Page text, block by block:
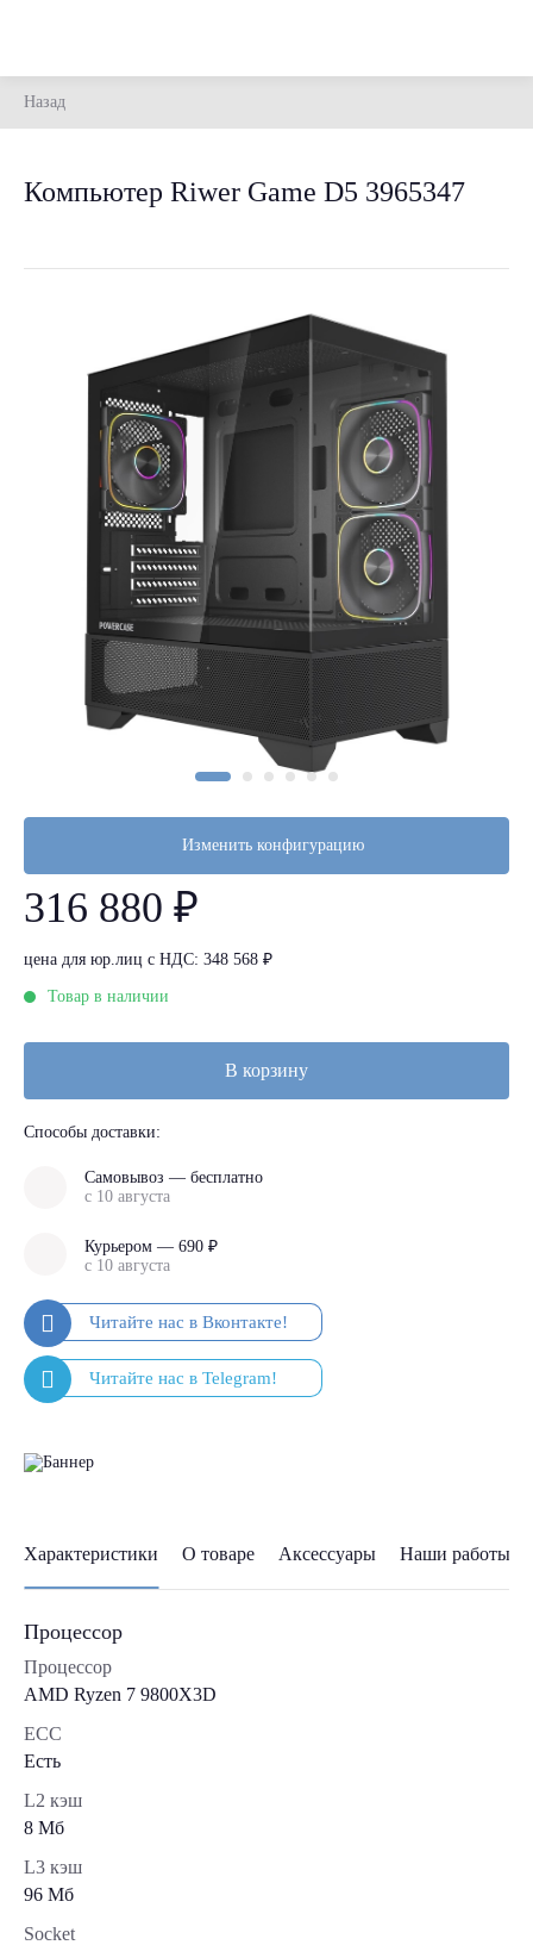
Назад
Компьютер Riwer Game D5 3965347
Изменить конфигурацию
316 880 ₽
цена для юр.лиц с НДС: 348 568 ₽
Товар в наличии
В корзину
Способы доставки:
Самовывоз — бесплатно
с 10 августа
Курьером — 690 ₽
с 10 августа
Характеристики О товаре Аксессуары Наши работы
Процессор
Процессор
AMD Ryzen 7 9800X3D
ECC
Есть
L2 кэш
8 Мб
L3 кэш
96 Мб
Socket